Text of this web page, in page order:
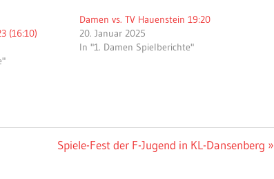
(16:10)
Damen vs. TV Hauenstein 19:20
20. Januar 2025
In "1. Damen Spielberichte"
Nächster
Spiele-Fest der F-Jugend in KL-Dansenberg